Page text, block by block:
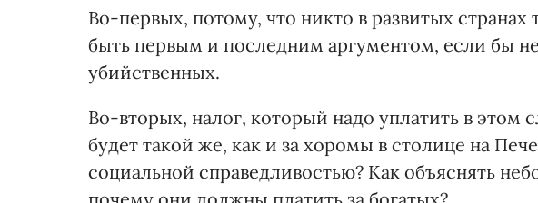
Во-первых, потому, что никто в развитых странах
быть первым и последним аргументом, если бы
убийственных.
Во-вторых, налог, который надо уплатить в этом
будет такой же, как и за хоромы в столице на
социальной справедливостью? Как объяснять